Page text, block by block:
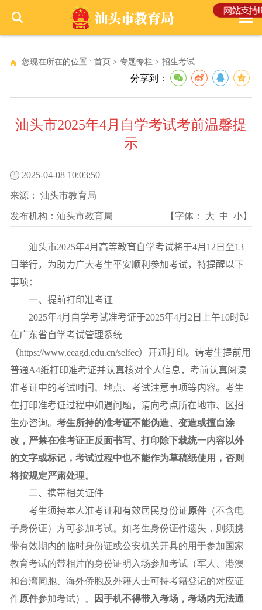
您现在所在的位置 : 首页 > 专题专栏 > 招生考试
分享到：
汕头市2025年4月自学考试考前温馨提
示
2025-04-08 10:03:50
来源： 汕头市教育局
发布机构： 汕头市教育局 【字体： 大 中 小】
汕头市2025年4月高等教育自学考试将于4月 12 日至13
日举行，为助力广大考生平安顺利参加考试，特提醒以下
事项：
一、提前打印准考证
2025年4月自学考试准考证于2025年4月 2 日上午10时起
在广东省自学考试管理系统
（https://www.eeagd.edu.cn/selfec）开通打印。请考生提前用
普通A4纸打印准考证并认真核对个人信息，考前认真阅读
准考证中的考试时间、地点、考试注意事项等内容。考生
在打印准考证过程中如遇问题，请向考点所在地市、区招
生办咨询。 考生所持的准考证不能伪造、变造或擅自涂
改，严禁在准考证正反面书写、打印除下载统一内容以外
的文字或标记，考试过程中也不能作为草稿纸使用，否则
将按规定严肃处理。
二、携带相关证件
考生须持本人准考证和有效居民身份证原件 （不含电
子身份证）方可参加考试。如考生身份证件遗失，则须携
带有效期内的临时身份证或公安机关开具的用于参加国家
教育考试的带相片的身份证明入场参加考试（军人、港澳
和台湾同胞、海外侨胞及外籍人士可持考籍登记的对应证
件原件参加考试）。
因手机不得带入考场，考场内无法通